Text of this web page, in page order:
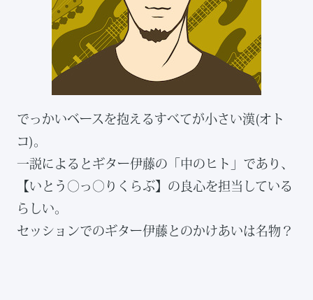
でっかいベースを抱えるすべてが小さい漢(オト
コ)。
一説によるとギター伊藤の「中のヒト」であり、
【いとう◯っ◯りくらぶ】の良心を担当している
らしい。
セッションでのギター伊藤とのかけあいは名物？